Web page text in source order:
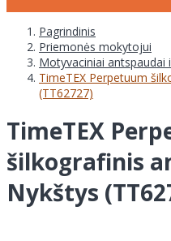
Pagrindinis
Priemonės mokytojui
Motyvaciniai antspaudai
TimeTEX Perpetuum
(TT62727)
TimeTEX
šilkografinis
Nykštys